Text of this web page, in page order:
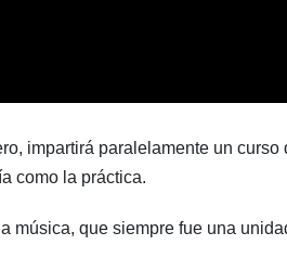
impartirá paralelamente un
como la práctica.
música, que siempre fue una